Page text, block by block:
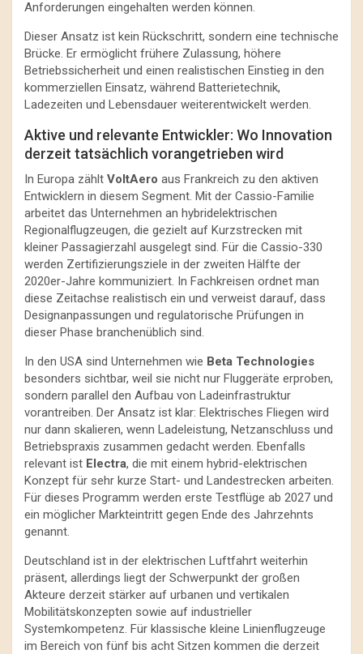
Anforderungen eingehalten werden können.
Dieser Ansatz ist kein Rückschritt, sondern eine technische
Brücke. Er ermöglicht frühere Zulassung, höhere
Betriebssicherheit und einen realistischen Einstieg in den
kommerziellen Einsatz, während Batterietechnik,
Ladezeiten und Lebensdauer weiterentwickelt werden.
Aktive und relevante Entwickler: Wo Innovation
derzeit tatsächlich vorangetrieben wird
In Europa zählt VoltAero aus Frankreich zu den aktiven
Entwicklern in diesem Segment. Mit der Cassio-Familie
arbeitet das Unternehmen an hybridelektrischen
Regionalflugzeugen, die gezielt auf Kurzstrecken mit
kleiner Passagierzahl ausgelegt sind. Für die Cassio-330
werden Zertifizierungsziele in der zweiten Hälfte der
2020er-Jahre kommuniziert. In Fachkreisen ordnet man
diese Zeitachse realistisch ein und verweist darauf, dass
Designanpassungen und regulatorische Prüfungen in
dieser Phase branchenüblich sind.
In den USA sind Unternehmen wie Beta Technologies
besonders sichtbar, weil sie nicht nur Fluggeräte erproben,
sondern parallel den Aufbau von Ladeinfrastruktur
vorantreiben. Der Ansatz ist klar: Elektrisches Fliegen wird
nur dann skalieren, wenn Ladeleistung, Netzanschluss und
Betriebspraxis zusammen gedacht werden. Ebenfalls
relevant ist Electra, die mit einem hybrid-elektrischen
Konzept für sehr kurze Start- und Landestrecken arbeiten.
Für dieses Programm werden erste Testflüge ab 2027 und
ein möglicher Markteintritt gegen Ende des Jahrzehnts
genannt.
Deutschland ist in der elektrischen Luftfahrt weiterhin
präsent, allerdings liegt der Schwerpunkt der großen
Akteure derzeit stärker auf urbanen und vertikalen
Mobilitätskonzepten sowie auf industrieller
Systemkompetenz. Für klassische kleine Linienflugzeuge
im Bereich von fünf bis acht Sitzen kommen die derzeit